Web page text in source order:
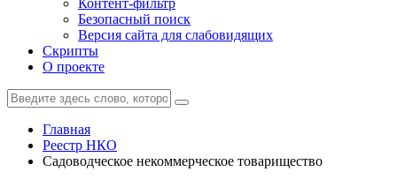
Контент-фильтр
Безопасный поиск
Версия сайта для слабовидящих
Скрипты
О проекте
Главная
Реестр НКО
Садоводческое некоммерческое товарищество